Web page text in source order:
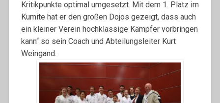
Kritikpunkte optimal umgesetzt. Mit dem 1. Platz im
Kumite hat er den großen Dojos gezeigt, dass auch
ein kleiner Verein hochklassige Kämpfer vorbringen
kann“ so sein Coach und Abteilungsleiter Kurt
Weingand.